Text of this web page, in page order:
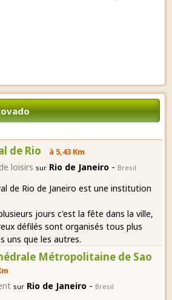
de Rio à 5,43 Km
loisirs sur Rio de Janeiro - Bresil
de Rio de Janeiro est une institution
jours c'est la fête dans la ville,
défilés sont organisés tous plus
uns que les autres.
Métropolitaine de Sao
sur Rio de Janeiro- Bresil